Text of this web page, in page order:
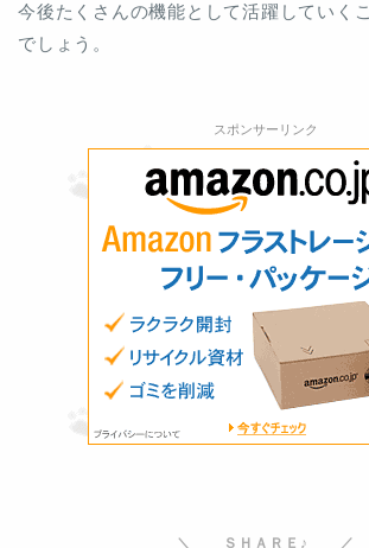
今後たくさんの機能として活躍していく
でしょう。
スポンサーリンク